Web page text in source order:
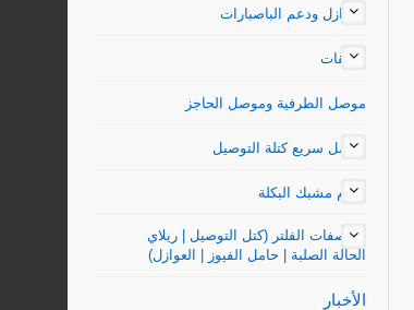
العوازل ودعم الباصبارات
ملحقات
موصل الطرفية وموصل الحاجز
موصل سريع كتلة التوصيل
حزام مشبك البكلة
مواصفات الفلتر (كتل التوصيل | ريلاي
الحالة الصلبة | حامل الفيوز | العوازل)
الأخبار